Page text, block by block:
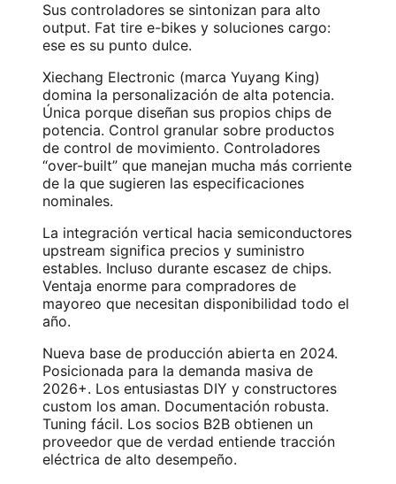
Sus controladores se sintonizan para alto
output. Fat tire e-bikes y soluciones cargo:
ese es su punto dulce.
Xiechang Electronic (marca Yuyang King)
domina la personalización de alta potencia.
Única porque diseñan sus propios chips de
potencia. Control granular sobre productos
de control de movimiento. Controladores
“over-built” que manejan mucha más corriente
de la que sugieren las especificaciones
nominales.
La integración vertical hacia semiconductores
upstream significa precios y suministro
estables. Incluso durante escasez de chips.
Ventaja enorme para compradores de
mayoreo que necesitan disponibilidad todo el
año.
Nueva base de producción abierta en 2024.
Posicionada para la demanda masiva de
2026+. Los entusiastas DIY y constructores
custom los aman. Documentación robusta.
Tuning fácil. Los socios B2B obtienen un
proveedor que de verdad entiende tracción
eléctrica de alto desempeño.